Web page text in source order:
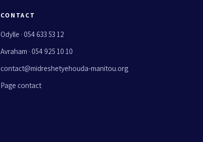
CONTACT
Odylle · 054 633 53 12
Avraham · 054 925 10 10
contact@midreshetyehouda-manitou.org
Page contact